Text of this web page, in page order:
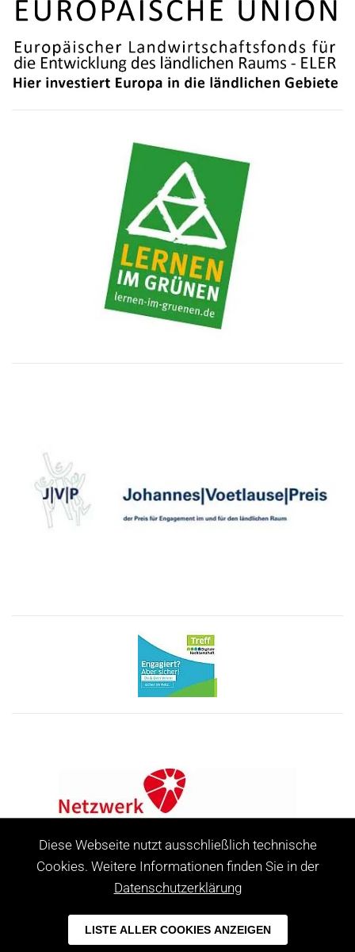
Diese Webseite nutzt ausschließlich technische
Cookies. Weitere Informationen finden Sie in der
Datenschutzerklärung
LISTE ALLER COOKIES ANZEIGEN